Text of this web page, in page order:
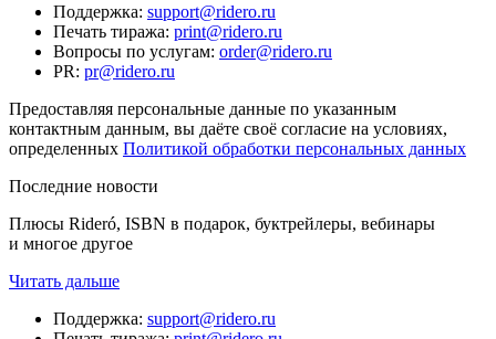
Поддержка: support@ridero.ru
Печать тиража: print@ridero.ru
Вопросы по услугам: order@ridero.ru
PR: pr@ridero.ru
Предоставляя персональные данные по указанным
контактным данным, вы даёте своё согласие на условиях,
определенных Политикой обработки персональных данных
Последние новости
Плюсы Rideró, ISBN в подарок, буктрейлеры, вебинары
и многое другое
Читать дальше
Поддержка: support@ridero.ru